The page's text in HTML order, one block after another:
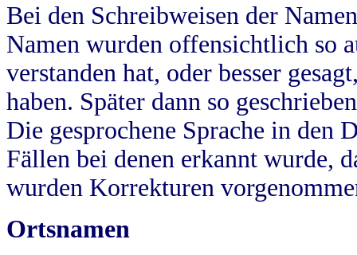
Bei den Schreibweisen der
Namen wurden offensichtlich so
verstanden hat, oder besser
haben. Später dann so
Die gesprochene Sprache in
Fällen bei denen erkannt wurde,
wurden Korrekturen
Ortsnamen